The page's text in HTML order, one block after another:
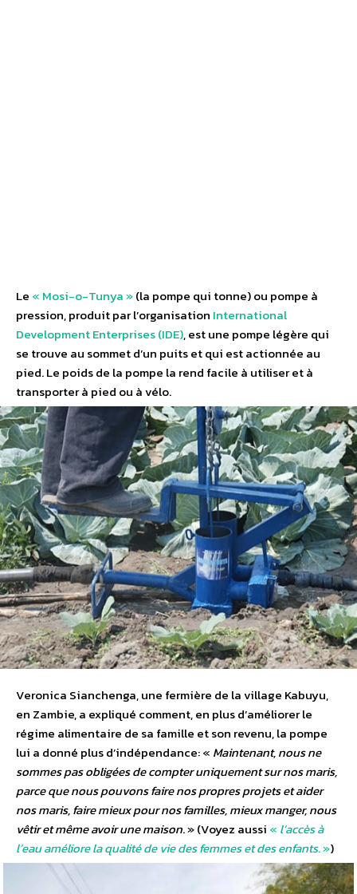
Le « Mosi-o-Tunya »(la pompe qui tonne) ou pompe à
pression, produit par l’organisation International
Development Enterprises (IDE), est une pompe légère qui
se trouve au sommet d’un puits et qui est actionnée au
pied. Le poids de la pompe la rend facile à utiliser et à
transporter à pied ou à vélo.
Veronica Sianchenga, une fermière de la village Kabuyu,
en Zambie, a expliqué comment, en plus d’améliorer le
régime alimentaire de sa famille et son revenu, la pompe
lui a donné plus d’indépendance: « Maintenant, nous ne
sommes pas obligées de compter uniquement sur nos maris,
parce que nous pouvons faire nos propres projets et aider
nos maris, faire mieux pour nos familles, mieux manger, nous
vêtir et même avoir une maison. » (Voyez aussi « l’accès à
l’eau améliore la qualité de vie des femmes et des enfants. »)